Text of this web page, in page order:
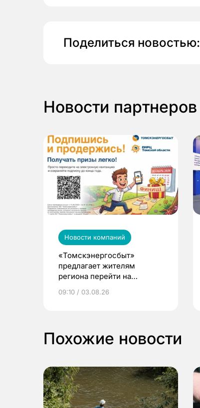
Поделиться новостью:
Новости партнеров
Новости компаний
«Томскэнергосбыт»
предлагает жителям
региона перейти на
выиграть призы
09:10 / 03.08.26
Похожие новости